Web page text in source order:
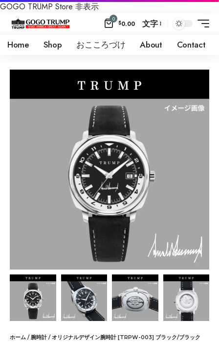
GOGO TRUMP Store 非表示
0
$0.00 文字
Home Shop おこころづけ About Contact
ホーム / 腕時計 / オリジナルデザイン腕時計 [TRPW-003] ブラック/ブラック